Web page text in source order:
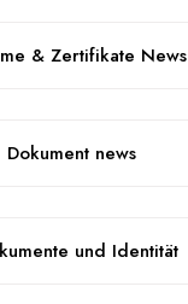
& Zertifikate News
Dokument news
und Identität